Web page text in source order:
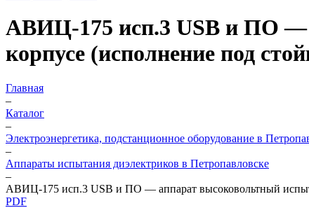
АВИЦ-175 исп.3 USB и ПО —
корпусе (исполнение под
Главная
–
Каталог
–
Электроэнергетика, подстанционное оборудование в
–
Аппараты испытания диэлектриков в Петропавловске
–
АВИЦ-175 исп.3 USB и ПО — аппарат высоковольтный
PDF